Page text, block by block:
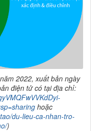
2022, xuất bản ngày
điện tử có tại địa chỉ:
hoặc
du-lieu-ca-nhan-tro-
)